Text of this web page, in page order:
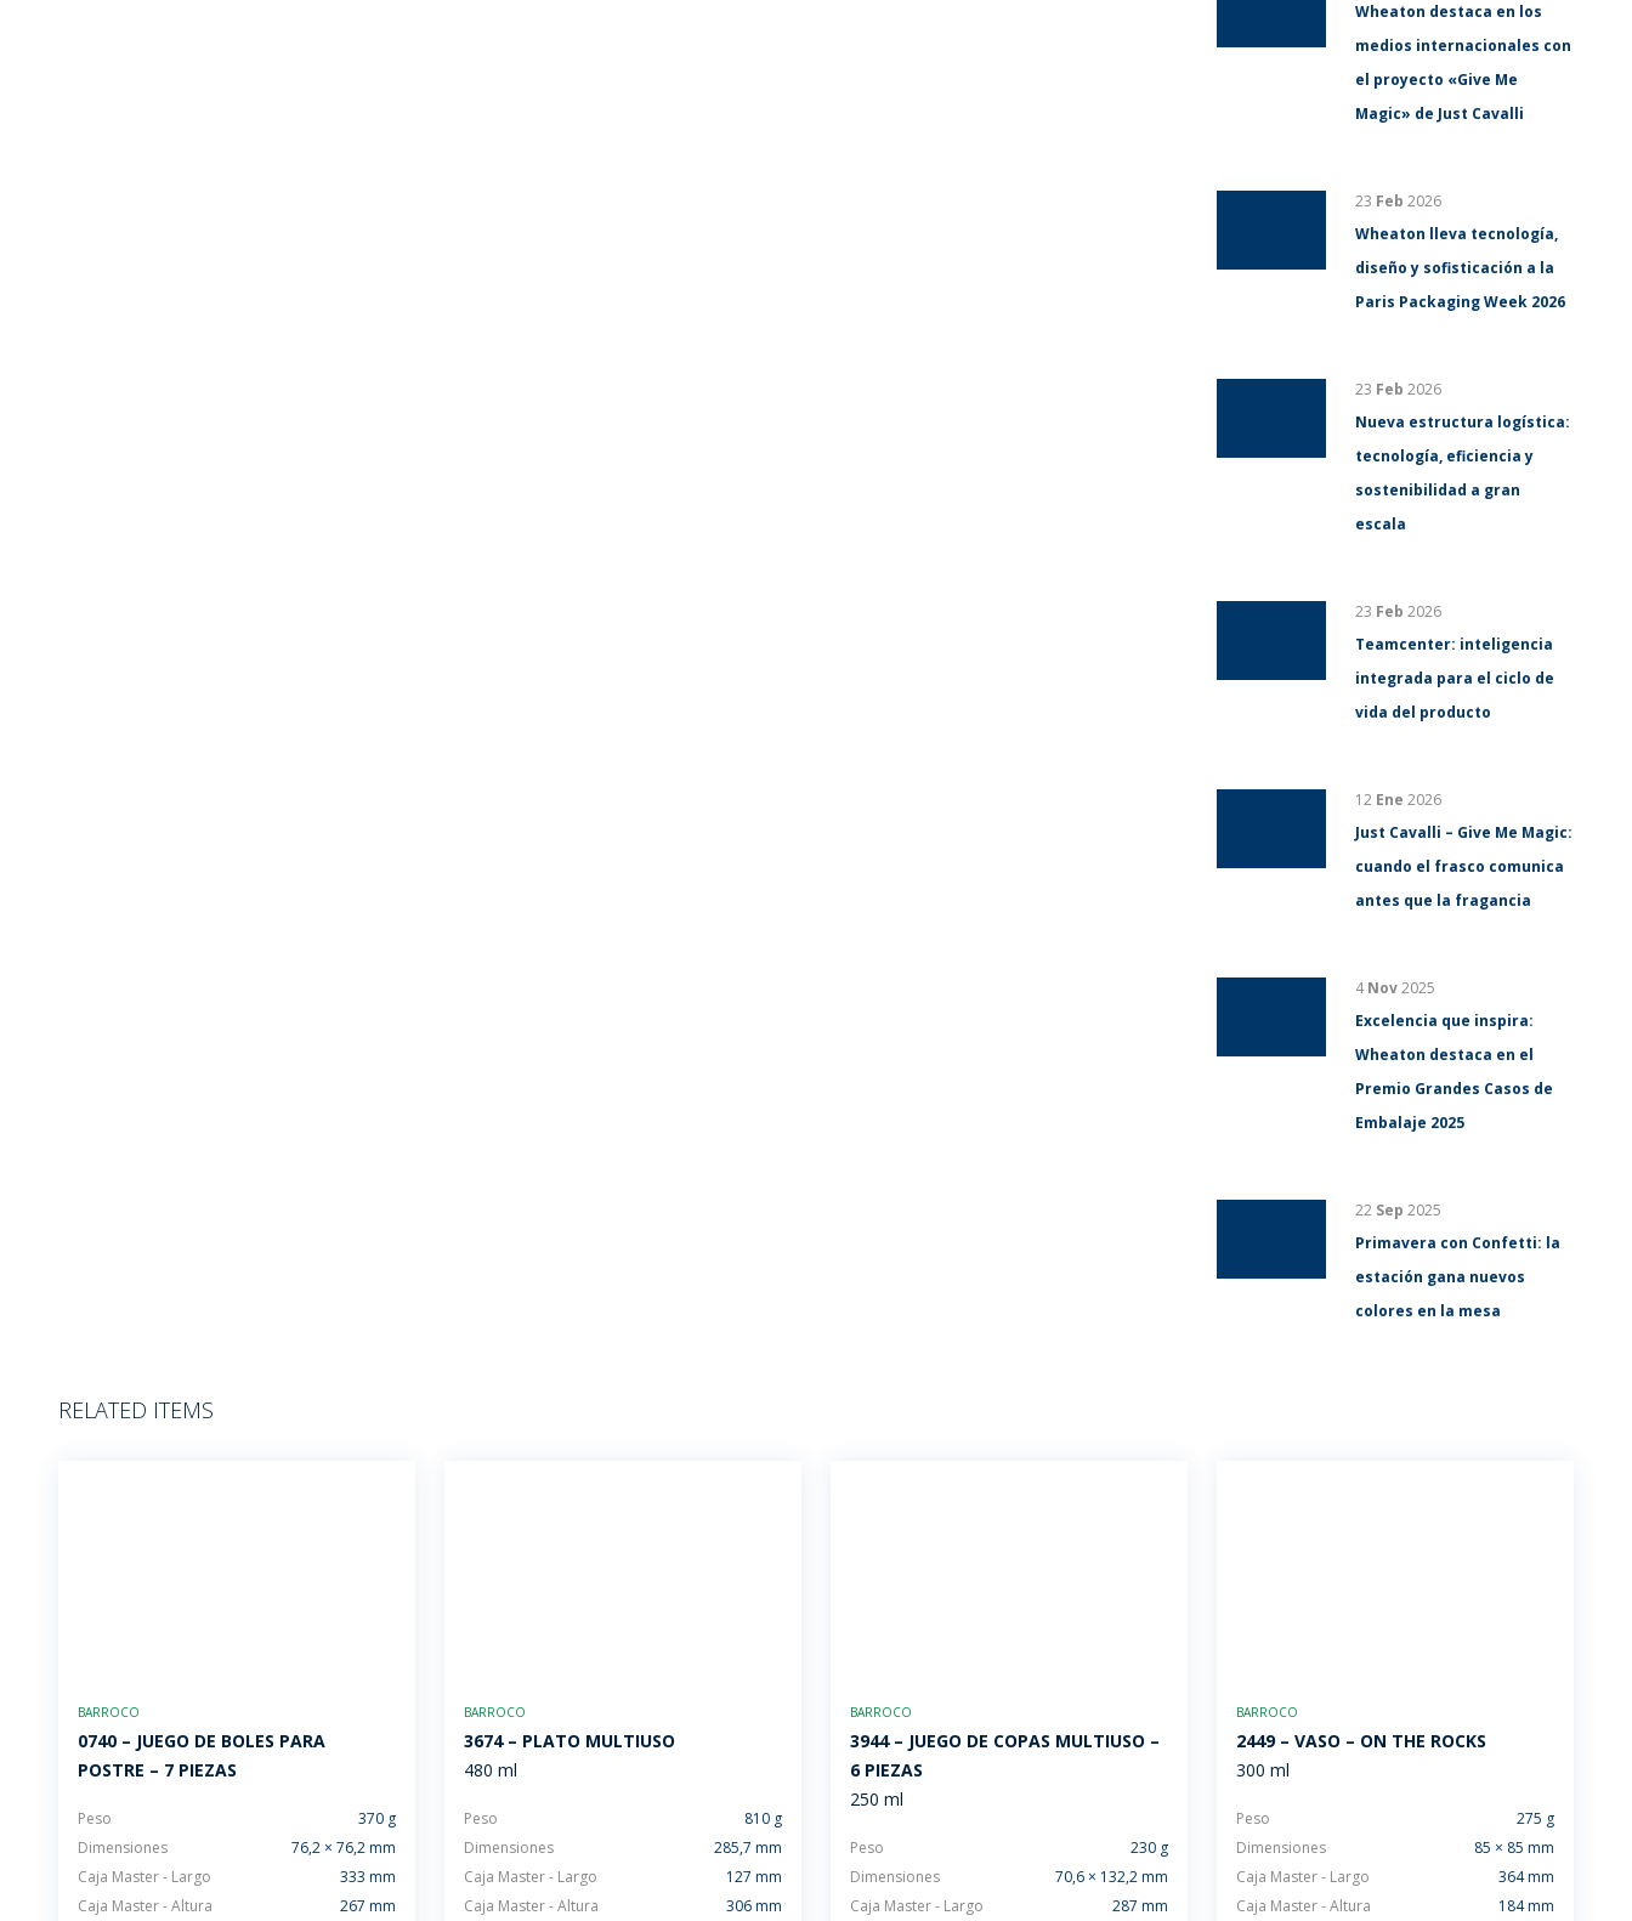
Wheaton destaca en los
medios internacionales con
el proyecto «Give Me
Magic» de Just Cavalli
23 Feb 2026
Wheaton lleva tecnología,
diseño y sofisticación a la
Paris Packaging Week 2026
23 Feb 2026
Nueva estructura logística:
tecnología, eficiencia y
sostenibilidad a gran
escala
23 Feb 2026
Teamcenter: inteligencia
integrada para el ciclo de
vida del producto
12 Ene 2026
Just Cavalli – Give Me Magic:
cuando el frasco comunica
antes que la fragancia
4Nov2025
Excelencia que inspira:
Wheaton destaca en el
Premio Grandes Casos de
Embalaje 2025
22 Sep 2025
Primavera con Confetti: la
estación gana nuevos
colores en la mesa
RELATED ITEMS
BARROCO
0740 – JUEGO DE BOLES PARA
POSTRE – 7 PIEZAS
Peso
370 g
Dimensiones
76,2 × 76,2 mm
Caja Master - Largo
333 mm
Caja Master - Altura
267 mm
BARROCO
3674 – PLATO MULTIUSO
480 ml
Peso
810 g
Dimensiones
285,7 mm
Caja Master - Largo
127 mm
Caja Master - Altura
306 mm
BARROCO
3944 – JUEGO DE COPAS MULTIUSO –
6 PIEZAS
250 ml
Peso
230 g
Dimensiones
70,6 × 132,2 mm
Caja Master - Largo
287 mm
BARROCO
2449 – VASO – ON THE ROCKS
300 ml
Peso
275 g
Dimensiones
85 × 85 mm
Caja Master - Largo
364 mm
Caja Master - Altura
184 mm